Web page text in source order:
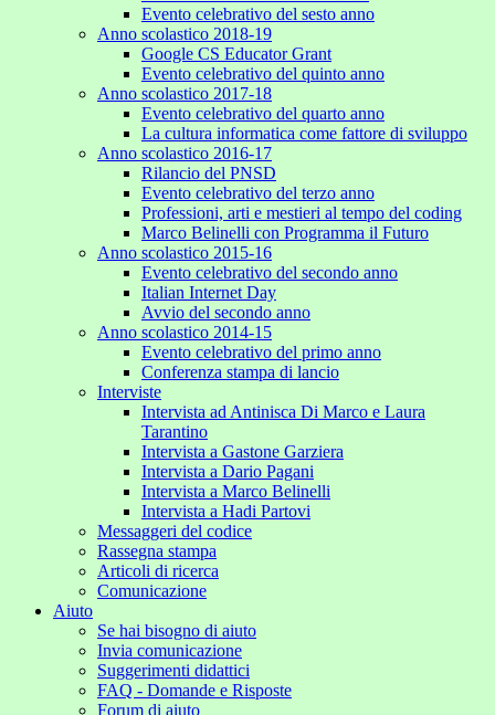
Evento celebrativo del sesto anno
Anno scolastico 2018-19
Google CS Educator Grant
Evento celebrativo del quinto anno
Anno scolastico 2017-18
Evento celebrativo del quarto anno
La cultura informatica come fattore di sviluppo
Anno scolastico 2016-17
Rilancio del PNSD
Evento celebrativo del terzo anno
Professioni, arti e mestieri al tempo del coding
Marco Belinelli con Programma il Futuro
Anno scolastico 2015-16
Evento celebrativo del secondo anno
Italian Internet Day
Avvio del secondo anno
Anno scolastico 2014-15
Evento celebrativo del primo anno
Conferenza stampa di lancio
Interviste
Intervista ad Antinisca Di Marco e Laura
Tarantino
Intervista a Gastone Garziera
Intervista a Dario Pagani
Intervista a Marco Belinelli
Intervista a Hadi Partovi
Messaggeri del codice
Rassegna stampa
Articoli di ricerca
Comunicazione
Aiuto
Se hai bisogno di aiuto
Invia comunicazione
Suggerimenti didattici
FAQ - Domande e Risposte
Forum di aiuto